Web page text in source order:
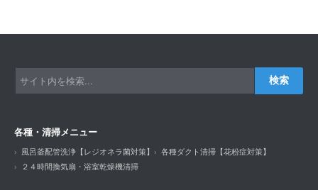
検索
各種・清掃メニュー
風呂釜配管洗浄【レジオネラ菌対策】
各種ダクト清掃【花粉症対策】
２４時間換気扇・浴室乾燥機清掃